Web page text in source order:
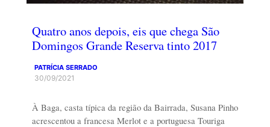
Quatro anos depois, eis que chega São
Domingos Grande Reserva tinto 2017
PATRÍCIA SERRADO
30/09/2021
À Baga, casta típica da região da Bairrada, Susana Pinho
acrescentou a francesa Merlot e a portuguesa Touriga